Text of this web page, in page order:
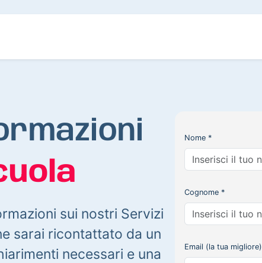
sui nostri Servizi
sarai ricontattato da un
necessari e una
Nome *
Cognome *
Email (la tua